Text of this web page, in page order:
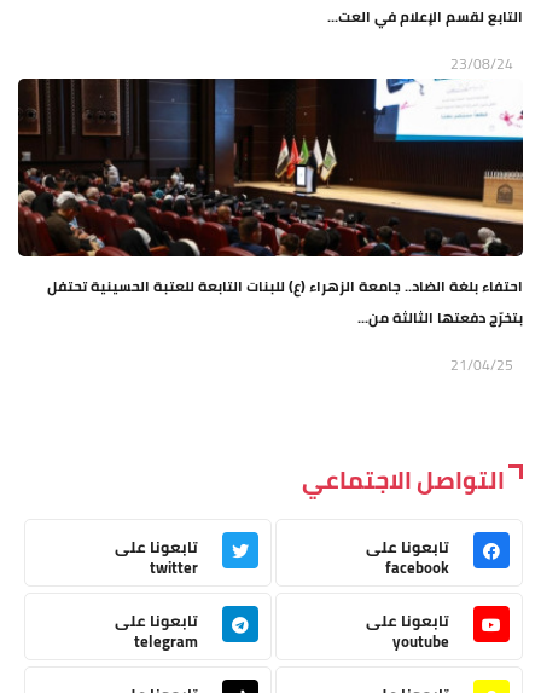
التابع لقسم الإعلام في العت...
23/08/24
احتفاء بلغة الضاد.. جامعة الزهراء (ع) للبنات التابعة للعتبة الحسينية تحتفل
بتخرّج دفعتها الثالثة من...
21/04/25
التواصل الاجتماعي
تابعونا على
facebook
تابعونا على
twitter
تابعونا على
youtube
تابعونا على
telegram